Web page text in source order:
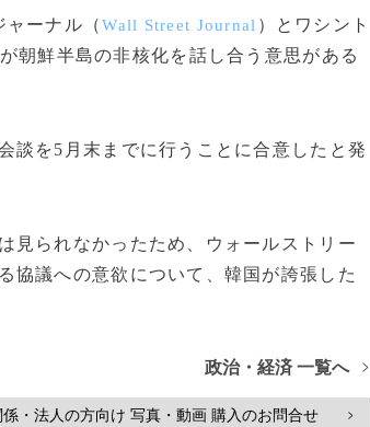
ャーナル（Wall Street Journal ）とワシント
朝鮮半島の非核化を話し合う意思がある
を5月末までに行うことに合意したと発
られなかったため、ウォールストリー
協議への意欲について、韓国が誇張した
政治・経済 一覧へ >
係・法人の方向け 写真・動画 購入のお問合せ >